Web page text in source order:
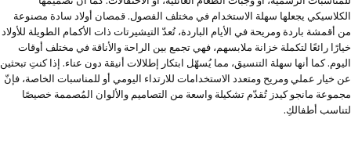
الكلاسيكي يجعلها سهلة الاستخدام في مختلف الفصول. قمصان أولاد سادة مصنوعة
من أقمشة باردة ومريحة في الأيام الباردة، تُعدّ التيشيرتات ذات الأكمام الطويلة للأولاد
خيارًا رائعًا لتكملة خزانة ملابسهم، فهي تجمع بين الراحة والأناقة في مختلف أوقات
اليوم. كما أنها سهلة التنسيق، مما يُسهّل ابتكار إطلالات أنيقة دون عناء. إذا كنتِ تبحثين
عن خيار عملي ومريح ومتعدد الاستخدامات للارتداء اليومي أو للمناسبات الخاصة، فإنّ
مجموعة مانجو كيدز تُقدّم تشكيلة واسعة من التصاميم والألوان المُصممة خصيصًا
لتناسب أطفالكِ.